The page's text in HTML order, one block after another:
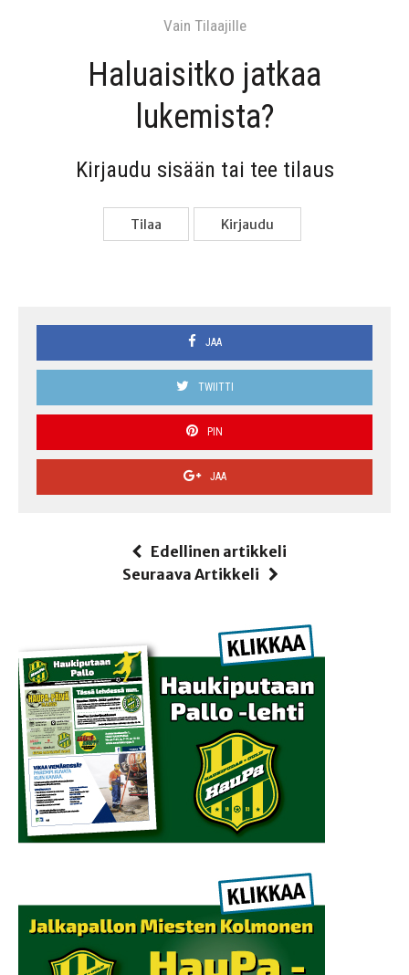
Vain Tilaa­jil­le
Haluai­sit­ko jat­kaa
lukemista?
Kir­jau­du sisään tai tee tilaus
Tilaa Kir­jau­du
JAA
TWIITTI
PIN
JAA
Edellinen artikkeli
Seuraava Artikkeli